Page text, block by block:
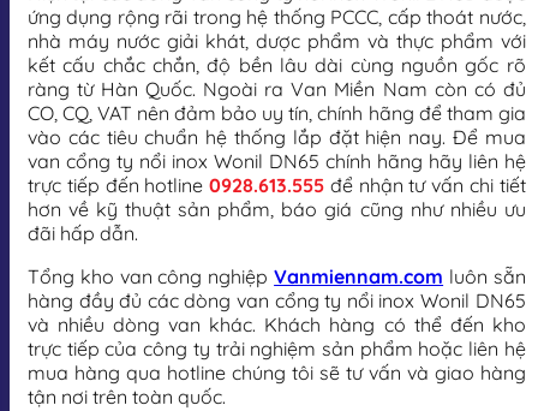
ứng dụng rộng rãi trong hệ thống PCCC, cấp thoát nước,
nhà máy nước giải khát, dược phẩm và thực phẩm với
kết cấu chắc chắn, độ bền lâu dài cùng nguồn gốc rõ
ràng từ Hàn Quốc. Ngoài ra Van Miền Nam còn có đủ
CO, CQ, VAT nên đảm bảo uy tín, chính hãng để tham gia
vào các tiêu chuẩn hệ thống lắp đặt hiện nay. Để mua
van cổng ty nổi inox Wonil DN65 chính hãng hãy liên hệ
trực tiếp đến hotline0928.613.555 để nhận tư vấn chi tiết
hơn về kỹ thuật sản phẩm, báo giá cũng như nhiều ưu
đãi hấp dẫn.
Tổng kho van công nghiệpVanmiennam.com luôn sẵn
hàng đầy đủ các dòng van cổng ty nổi inox Wonil DN65
và nhiều dòng van khác. Khách hàng có thể đến kho
trực tiếp của công ty trải nghiệm sản phẩm hoặc liên hệ
mua hàng qua hotline chúng tôi sẽ tư vấn và giao hàng
tận nơi trên toàn quốc.